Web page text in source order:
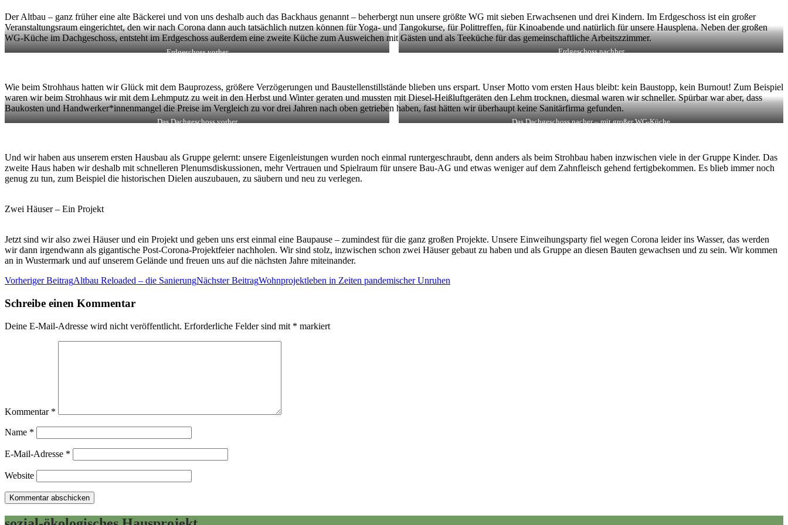
Der Altbau – ganz früher eine alte Bäckerei und von uns deshalb auch das Backhaus genannt – beherbergt nun unsere größte WG mit sieben Erwachsenen und drei Kindern. Im Erdgeschoss ist ein großer
Veranstaltungsraum eingerichtet, den wir nach Corona dann auch tatsächlich nutzen können für Yoga- und Tangokurse, für Polittreffen, für Kinoabende und natürlich für unsere Hausplena. Neben der großen
WG-Küche im Dachgeschoss, entsteht im Erdgeschoss außerdem eine zweite Küche zum Ausweichen mit Gästen und als Teeküche für das gemeinschaftliche Arbeitszzimmer.
Erdgeschoss vorher Erdgeschoss nachher
Wie beim Strohhaus hatten wir Glück mit dem Bauprozess, größere Verzögerungen und Baustellenstillstände blieben uns erspart. Unser Motto vom ersten Haus bleibt: kein Baustopp, kein Burnout! Zum Beispiel
waren wir beim Strohhaus wir mit dem Lehmputz zu weit in den Herbst und Winter geraten und mussten mit Diesel-Heißluftgeräten den Lehm trocknen, diesmal waren wir schneller. Spürbar war aber, dass
Baukosten und Handwerker*innenmangel die Preise im Vergleich zu vor drei Jahren nach oben getrieben haben, fast hätten wir überhaupt keine Sanitärfirma gefunden.
Das Dachgeschoss vorher Das Dachgeschoss nacher – mit großer WG-Küche
Und wir haben aus unserem ersten Hausbau als Gruppe gelernt: unsere Eigenleistungen wurden noch einmal runtergeschraubt, denn anders als beim Strohbau haben inzwischen viele in der Gruppe Kinder. Das
zweite Haus haben wir deshalb mit schnelleren Plenumsdiskussionen, mehr Vertrauen und Spielraum für unsere Bau-AG und etwas weniger auf dem Zahnfleisch gehend fertigbekommen. Es blieb immer noch
genug zu tun, zum Beispiel die historischen Dielen auszubauen, zu säubern und neu zu verlegen.
Zwei Häuser – Ein Projekt
Jetzt sind wir also zwei Häuser und ein Projekt und geben uns erst einmal eine Baupause – zumindest für die ganz großen Projekte. Unsere Einweihungsparty fiel wegen Corona leider ins Wasser, das werden
wir dann irgendwann als gigantische Post-Corona-Projektfeier nachholen. Wir sind stolz, inzwischen schon zwei Häuser gebaut zu haben und als Gruppe an diesen Bauten gewachsen und zu sein. Wir kommen
an in Wustermark und auf unserem Gelände und freuen uns auf die nächsten Jahre miteinander.
Beitrags-
Navigation
Vorheriger BeitragAltbau Reloaded – die SanierungNächster BeitragWohnprojektleben in Zeiten pandemischer Unruhen
Schreibe einen Kommentar
Deine E-Mail-Adresse wird nicht veröffentlicht. Erforderliche Felder sind mit * markiert
Kommentar *
Name *
E-Mail-Adresse *
Website